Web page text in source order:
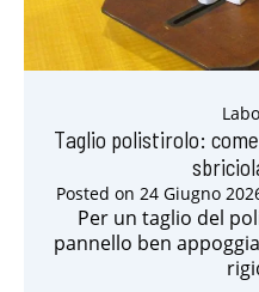
Taglio polistirolo:
Posted on 24 Giugno
Per un taglio del
pannello ben